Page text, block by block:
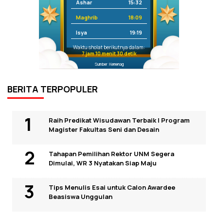
Ashar 15:32
Maghrib 18:09
Isya 19:19
Waktu sholat berikutnya dalam:
7 jam 10 menit 30 detik
Sumber: Kemenag
BERITA TERPOPULER
Raih Predikat Wisudawan Terbaik I Program
Magister Fakultas Seni dan Desain
Tahapan Pemilihan Rektor UNM Segera
Dimulai, WR 3 Nyatakan Siap Maju
Tips Menulis Esai untuk Calon Awardee
Beasiswa Unggulan